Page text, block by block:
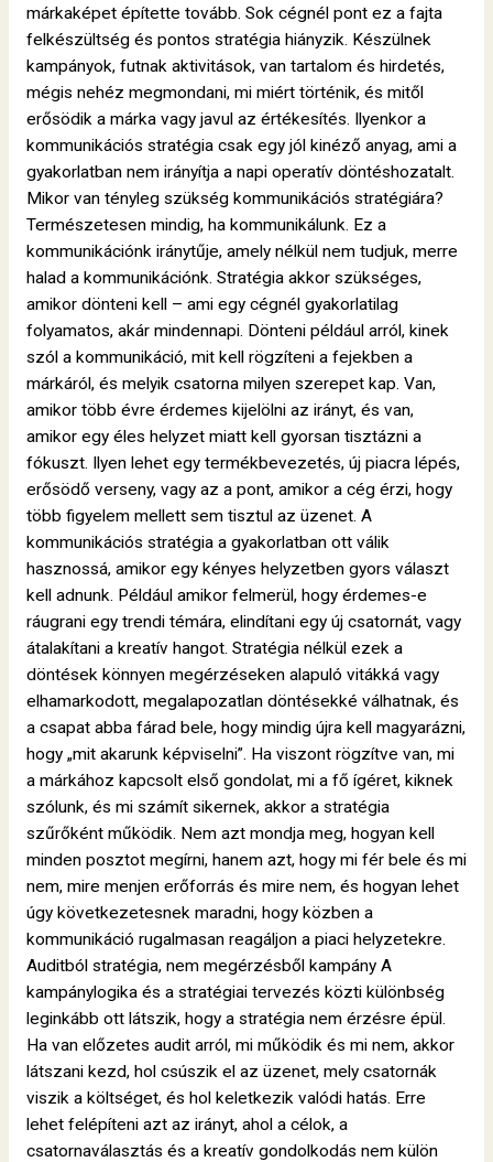
márkaképet építette tovább. Sok cégnél pont ez a fajta
felkészültség és pontos stratégia hiányzik. Készülnek
kampányok, futnak aktivitások, van tartalom és hirdetés,
mégis nehéz megmondani, mi miért történik, és mitől
erősödik a márka vagy javul az értékesítés. Ilyenkor a
kommunikációs stratégia csak egy jól kinéző anyag, ami a
gyakorlatban nem irányítja a napi operatív döntéshozatalt.
Mikor van tényleg szükség kommunikációs stratégiára?
Természetesen mindig, ha kommunikálunk. Ez a
kommunikációnk iránytűje, amely nélkül nem tudjuk, merre
halad a kommunikációnk. Stratégia akkor szükséges,
amikor dönteni kell – ami egy cégnél gyakorlatilag
folyamatos, akár mindennapi. Dönteni például arról, kinek
szól a kommunikáció, mit kell rögzíteni a fejekben a
márkáról, és melyik csatorna milyen szerepet kap. Van,
amikor több évre érdemes kijelölni az irányt, és van,
amikor egy éles helyzet miatt kell gyorsan tisztázni a
fókuszt. Ilyen lehet egy termékbevezetés, új piacra lépés,
erősödő verseny, vagy az a pont, amikor a cég érzi, hogy
több figyelem mellett sem tisztul az üzenet. A
kommunikációs stratégia a gyakorlatban ott válik
hasznossá, amikor egy kényes helyzetben gyors választ
kell adnunk. Például amikor felmerül, hogy érdemes-e
ráugrani egy trendi témára, elindítani egy új csatornát, vagy
átalakítani a kreatív hangot. Stratégia nélkül ezek a
döntések könnyen megérzéseken alapuló vitákká vagy
elhamarkodott, megalapozatlan döntésekké válhatnak, és
a csapat abba fárad bele, hogy mindig újra kell magyarázni,
hogy „mit akarunk képviselni”. Ha viszont rögzítve van, mi
a márkához kapcsolt első gondolat, mi a fő ígéret, kiknek
szólunk, és mi számít sikernek, akkor a stratégia
szűrőként működik. Nem azt mondja meg, hogyan kell
minden posztot megírni, hanem azt, hogy mi fér bele és mi
nem, mire menjen erőforrás és mire nem, és hogyan lehet
úgy következetesnek maradni, hogy közben a
kommunikáció rugalmasan reagáljon a piaci helyzetekre.
Auditból stratégia, nem megérzésből kampány A
kampánylogika és a stratégiai tervezés közti különbség
leginkább ott látszik, hogy a stratégia nem érzésre épül.
Ha van előzetes audit arról, mi működik és mi nem, akkor
látszani kezd, hol csúszik el az üzenet, mely csatornák
viszik a költséget, és hol keletkezik valódi hatás. Erre
lehet felépíteni azt az irányt, ahol a célok, a
csatornaválasztás és a kreatív gondolkodás nem külön